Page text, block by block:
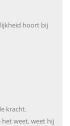
hoort bij
kracht.
het weet, weet hij